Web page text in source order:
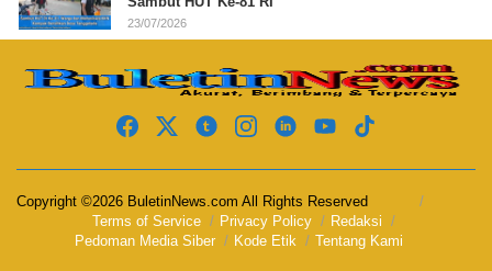
23/07/2026
Copyright ©2026 BuletinNews.com All Rights Reserved
Terms of Service
Privacy Policy
Redaksi
Pedoman Media Siber
Kode Etik Tentang Kami